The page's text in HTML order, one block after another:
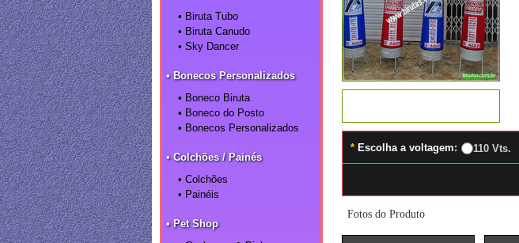
• Biruta Tubo
• Biruta Canudo
• Sky Dancer
• Bonecos Personalizados
• Boneco Biruta
• Boneco do Posto
• Bonecos Personalizados
• Colchões / Painés
• Colchões
• Painéis
• Pet Shop
* Escolha a voltagem: 110 Vts.
Fotos do Produto